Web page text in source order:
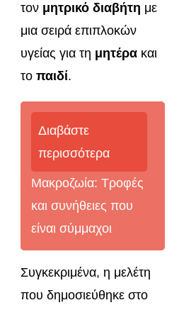
τον μητρικό διαβήτη με
μια σειρά επιπλοκών
υγείας για τη μητέρα και
το παιδί.
Διαβάστε
περισσότερα
Μακροζωία: Τροφές
και συνήθειες που
είναι σύμμαχοι
Συγκεκριμένα, η μελέτη
που δημοσιεύθηκε στο